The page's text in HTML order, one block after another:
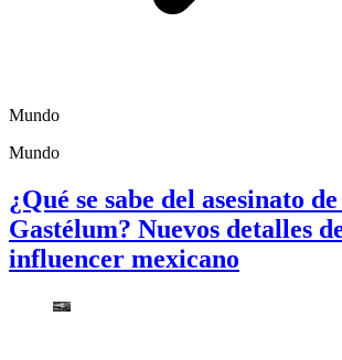
Mundo
Mundo
¿Qué se sabe del asesinato
Gastélum? Nuevos detalles
influencer mexicano